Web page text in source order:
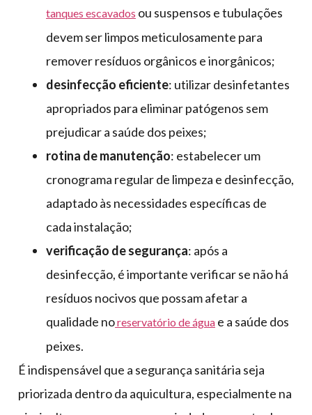
tanques escavados ou suspensos e tubulações
devem ser limpos meticulosamente para
remover resíduos orgânicos e inorgânicos;
desinfecção eficiente: utilizar desinfetantes
apropriados para eliminar patógenos sem
prejudicar a saúde dos peixes;
rotina de manutenção: estabelecer um
cronograma regular de limpeza e desinfecção,
adaptado às necessidades específicas de
cada instalação;
verificação de segurança: após a
desinfecção, é importante verificar se não há
resíduos nocivos que possam afetar a
qualidade noreservatório de água e a saúde dos
peixes.
É indispensável que a segurança sanitária seja
priorizada dentro da aquicultura, especialmente na